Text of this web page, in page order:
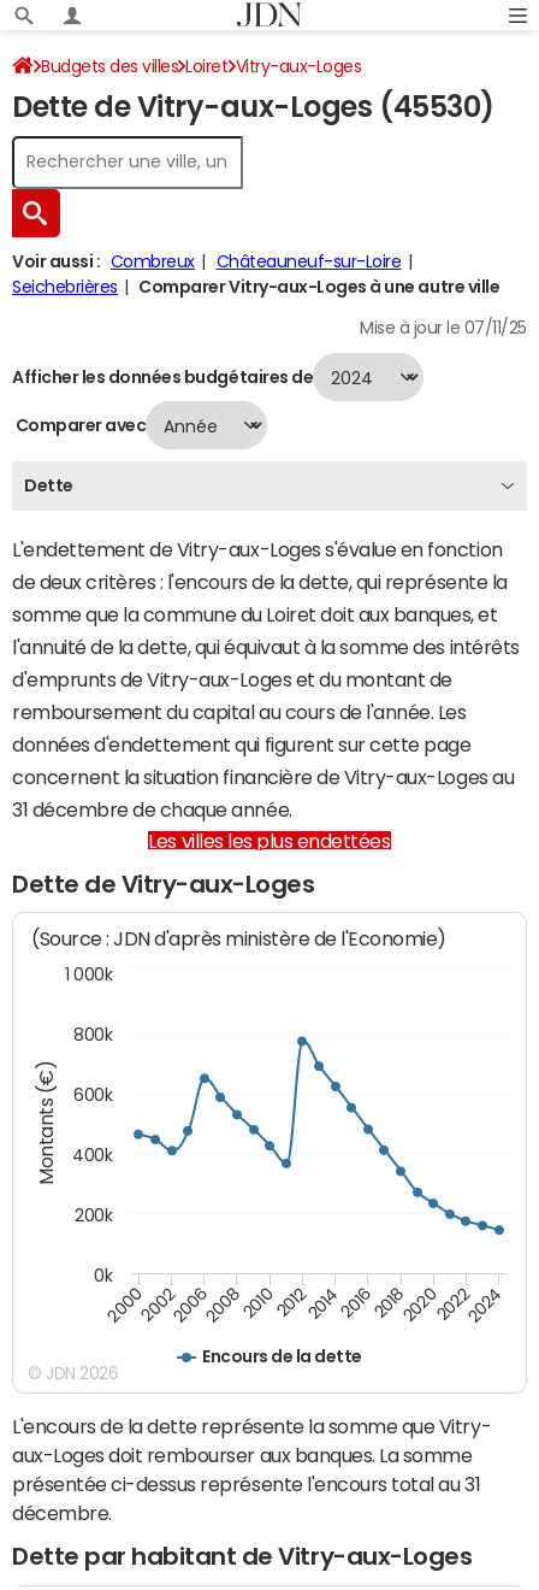
Budgets des villes Loiret Vitry-aux-Loges
Dette au 31/12/2024
Dette de Vitry-aux-Loges (45530)
Voir aussi : Combreux
Châteauneuf-sur-Loire
Seichebrières
Comparer Vitry-aux-Loges à une autre ville
Mise à jour le 07/11/25
Afficher les données budgétaires de
Comparer avec
Dette
L'endettement de Vitry-aux-Loges s'évalue en fonction
de deux critères : l'encours de la dette, qui représente la
somme que la commune du Loiret doit aux banques, et
l'annuité de la dette, qui équivaut à la somme des intérêts
d'emprunts de Vitry-aux-Loges et du montant de
remboursement du capital au cours de l'année. Les
données d'endettement qui figurent sur cette page
concernent la situation financière de Vitry-aux-Loges au
31 décembre de chaque année.
Les villes les plus endettées
Dette de Vitry-aux-Loges
Montants (€)
(Source : JDN d'après ministère de l'Economie)
Encours de la dette
200020022006200820102012201420162018202020222024
0k
200k
400k
600k
800k
1 000k
© JDN 2026
L'encours de la dette représente la somme que Vitry-
aux-Loges doit rembourser aux banques. La somme
présentée ci-dessus représente l'encours total au 31
décembre.
Dette par habitant de Vitry-aux-Loges